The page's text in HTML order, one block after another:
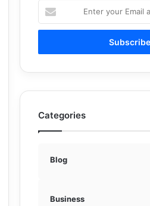
your
Email
Categories
Blog
Business